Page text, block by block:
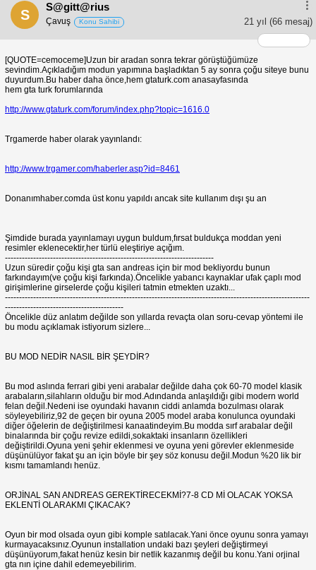
S
S@gitt@rius
21 yıl (66 mesaj)
Çavuş Konu Sahibi
[QUOTE=cemoceme]Uzun bir aradan sonra tekrar görüştüğümüze
sevindim.Açıkladığım modun yapımına başladıktan 5 ay sonra çoğu siteye bunu
duyurdum.Bu haber daha önce,hem gtaturk.com anasayfasında
hem gta turk forumlarında
http://www.gtaturk.com/forum/index.php?topic=1616.0
Trgamerde haber olarak yayınlandı:
http://www.trgamer.com/haberler.asp?id=8461
Donanımhaber.comda üst konu yapıldı ancak site kullanım dışı şu an
Şimdide burada yayınlamayı uygun buldum,fırsat buldukça moddan yeni
resimler eklenecektir,her türlü eleştiriye açığım.
--------------------------------------------------------------------------
Uzun süredir çoğu kişi gta san andreas için bir mod bekliyordu bunun
farkındayım(ve çoğu kişi farkında).Öncelikle yabancı kaynaklar ufak çaplı mod
girişimlerine girselerde çoğu kişileri tatmin etmekten uzaktı...
------------------------------------------------------------------------------------------------------------
------------------------------------------
Öncelikle düz anlatım değilde son yıllarda revaçta olan soru-cevap yöntemi ile
bu modu açıklamak istiyorum sizlere...
BU MOD NEDİR NASIL BİR ŞEYDİR?
Bu mod aslında ferrari gibi yeni arabalar değilde daha çok 60-70 model klasik
arabaların,silahların olduğu bir mod.Adındanda anlaşıldığı gibi modern world
felan değil.Nedeni ise oyundaki havanın ciddi anlamda bozulması olarak
söyleyebiliriz,92 de geçen bir oyuna 2005 model araba konulunca oyundaki
diğer öğelerin de değiştirilmesi kanaatindeyim.Bu modda sırf arabalar değil
binalarında bir çoğu revize edildi,sokaktaki insanların özellikleri
değiştirildi.Oyuna yeni şehir eklenmesi ve oyuna yeni görevler eklenmeside
düşünülüyor fakat şu an için böyle bir şey söz konusu değil.Modun %20 lik bir
kısmı tamamlandı henüz.
ORJİNAL SAN ANDREAS GEREKTİRECEKMİ?7-8 CD Mİ OLACAK YOKSA
EKLENTİ OLARAKMI ÇIKACAK?
Oyun bir mod olsada oyun gibi komple satılacak.Yani önce oyunu sonra yamayı
kurmayacaksınız.Oyunun installation undaki bazı şeyleri değiştirmeyi
düşünüyorum,fakat henüz kesin bir netlik kazanmış değil bu konu.Yani orjinal
gta nın içine dahil edemeyebilirim.